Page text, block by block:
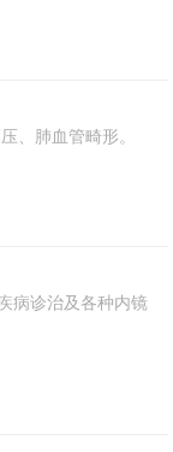
、肺血管畸形。
病诊治及各种内镜